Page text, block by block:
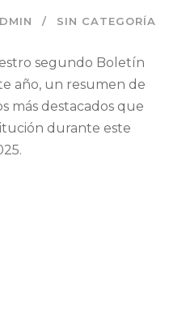
SIN CATEGORÍA
segundo Boletín
año, un resumen de
más destacados que
durante este